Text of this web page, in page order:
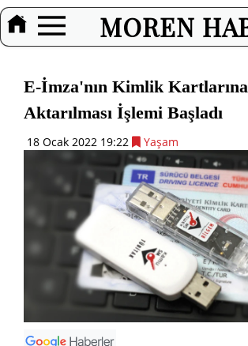
MOREN
E-İmza'nın Kimlik Kartlarına
Aktarılması İşlemi Başladı
18 Ocak 2022 19:22 Yaşam